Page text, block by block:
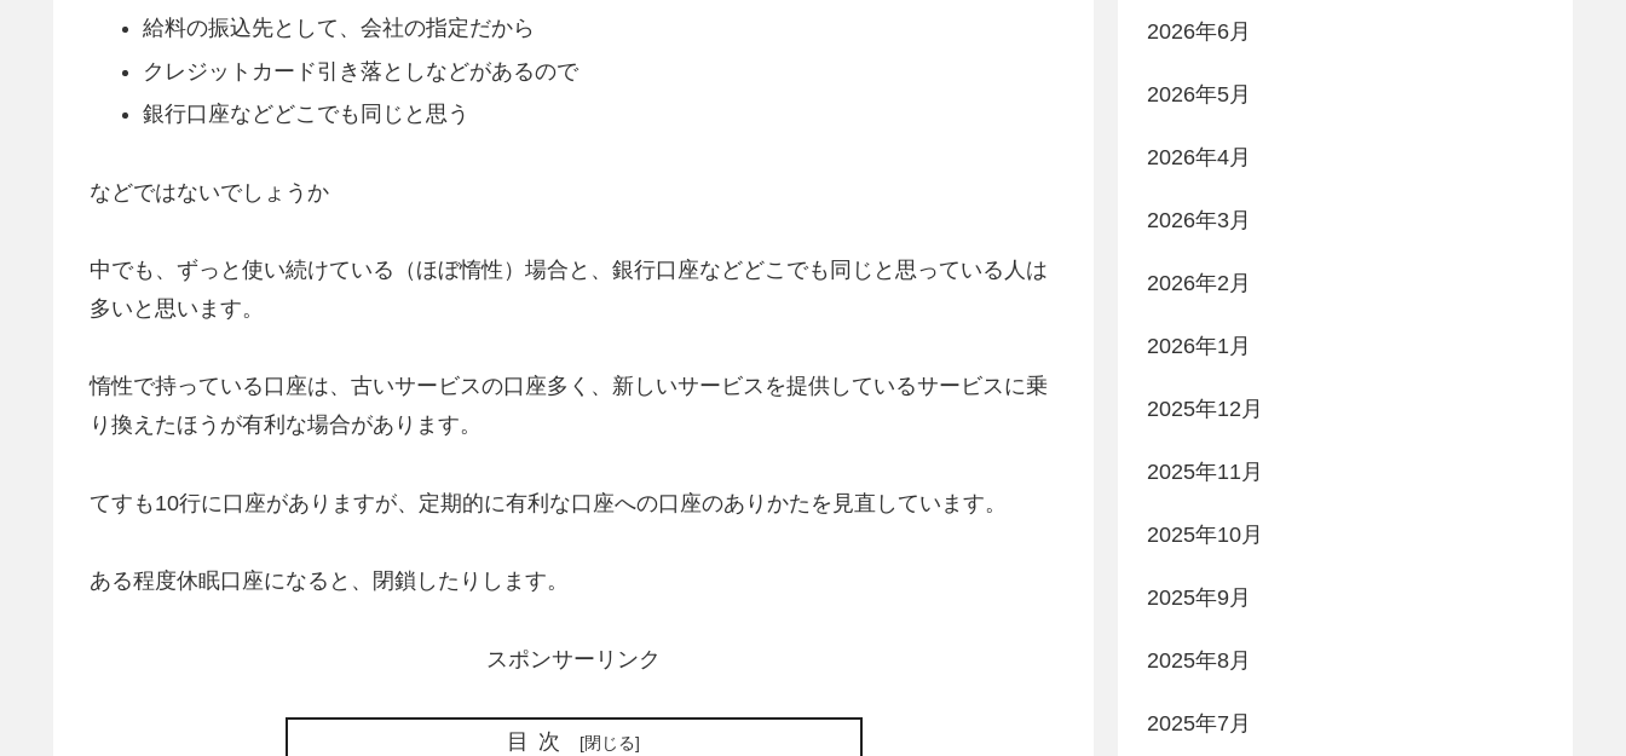
給料の振込先として、会社の指定だから
クレジットカード引き落としなどがあるので
銀行口座などどこでも同じと思う
などではないでしょうか
中でも、ずっと使い続けている（ほぼ惰性）場合と、銀行口座などどこでも同じと思っている人は
多いと思います。
惰性で持っている口座は、古いサービスの口座多く、新しいサービスを提供しているサービスに乗
り換えたほうが有利な場合があります。
てすも10行に口座がありますが、定期的に有利な口座への口座のありかたを見直しています。
ある程度休眠口座になると、閉鎖したりします。
スポンサーリンク
目次
2026年6月
2026年5月
2026年4月
2026年3月
2026年2月
2026年1月
2025年12月
2025年11月
2025年10月
2025年9月
2025年8月
2025年7月